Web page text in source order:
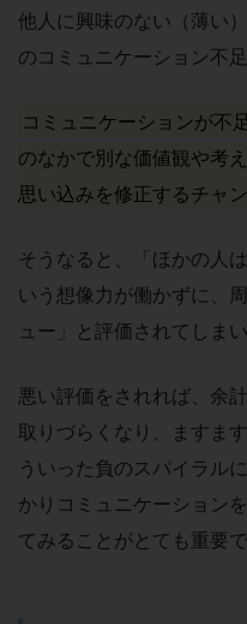
他人に興味のない（薄い
のコミュニケーション不
コミュニケーションが不
のなかで別な価値観や考
思い込みを修正するチャ
そうなると、「ほかの人
いう想像力が働かずに、
ュー」と評価されてしま
悪い評価をされれば、余
取りづらくなり、ますま
ういった負のスパイラル
かりコミュニケーション
てみることがとても重要で